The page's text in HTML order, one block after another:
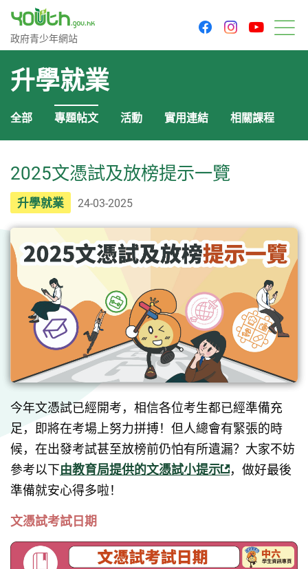
政府青少年網站
政府青少年網站
facebookinstagram
升學就業
全部 專題帖文 活動 實用連結 相關課程
2025文憑試及放榜提示一覽
升學就業 24-03-2025
今年文憑試已經開考，相信各位考生都已經準備充
足，即將在考場上努力拼搏！但人總會有緊張的時
候，在出發考試甚至放榜前仍怕有所遺漏？大家不妨
參考以下由教育局提供的文憑試小提示 ，做好最後
準備就安心得多啦！
文憑試考試日期